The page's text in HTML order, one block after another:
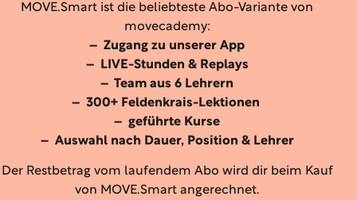
MOVE.Smart ist die beliebteste Abo-Variante von
movecademy:
– Zugang zu unserer App
– LIVE-Stunden & Replays
– Team aus 6 Lehrern
– 300+ Feldenkrais-Lektionen
– geführte Kurse
– Auswahl nach Dauer, Position & Lehrer
Der Restbetrag vom laufendem Abo wird dir beim Kauf
von MOVE.Smart angerechnet.